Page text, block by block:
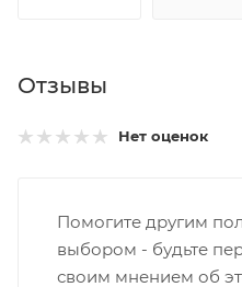
Отзывы
Нет оценок
Помогите другим
выбором - будьте
своим мнением об